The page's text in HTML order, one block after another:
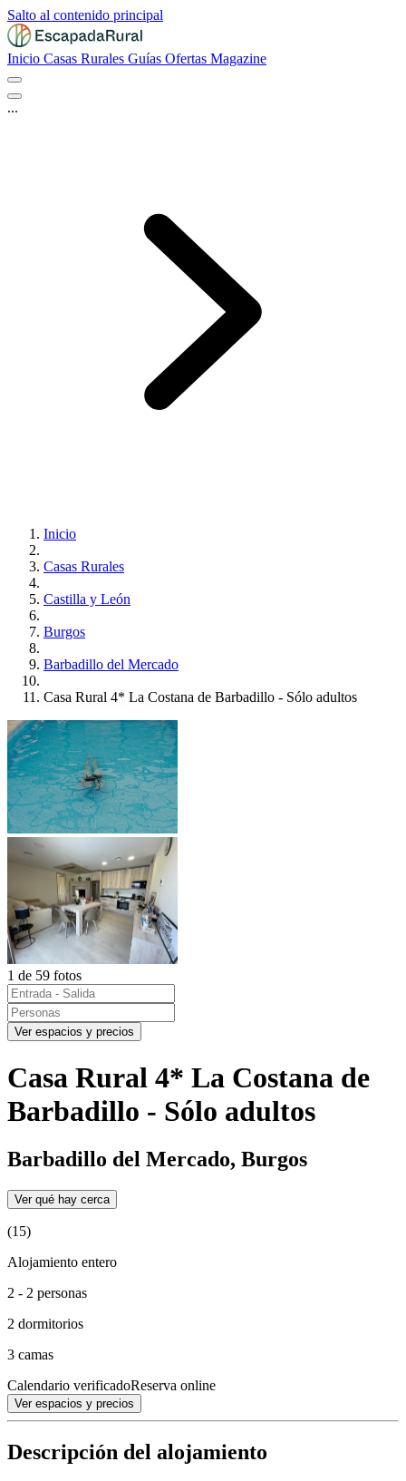
Salto al contenido principal
Inicio Casas Rurales Guías Ofertas Magazine
...
Inicio
Casas Rurales
Castilla y León
Burgos
Barbadillo del Mercado
Casa Rural 4* La Costana de Barbadillo - Sólo adultos
1 de 59 fotos
Ver espacios y precios
Casa Rural 4* La Costana de
Barbadillo - Sólo adultos
Barbadillo del Mercado, Burgos
Ver qué hay cerca
(15)
Alojamiento entero
2 - 2 personas
2 dormitorios
3 camas
Calendario verificadoReserva online
Ver espacios y precios
Descripción del alojamiento